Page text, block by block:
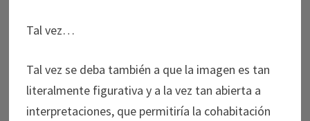
Tal vez…
Tal vez se deba también a que la imagen es tan
literalmente figurativa y a la vez tan abierta a
interpretaciones, que permitiría la cohabitación